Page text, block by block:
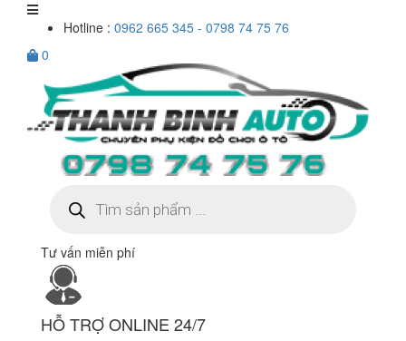
Hotline : 0962 665 345 - 0798 74 75 76
0
kiếm
sản
Tư vấn miễn phí
HỖ TRỢ ONLINE 24/7